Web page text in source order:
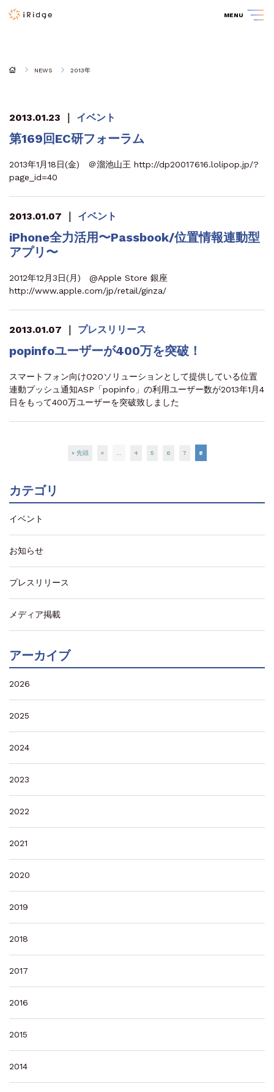
MENU
NEWS 2013年
2013.01.23 ｜ イベント
第169回EC研フォーラム
2013年1月18日(金) ＠溜池山王 http://dp20017616.lolipop.jp/?
page_id=40
2013.01.07 ｜ イベント
iPhone全力活用〜Passbook/位置情報連動型
アプリ〜
2012年12月3日(月) @Apple Store 銀座
http://www.apple.com/jp/retail/ginza/
2013.01.07 ｜ プレスリリース
popinfoユーザーが400万を突破！
スマートフォン向けO2Oソリューションとして提供している位置
連動プッシュ通知ASP「popinfo」の利用ユーザー数が2013年1月4
日をもって400万ユーザーを突破致しました
« 先頭 « 4 5 6 7 8
カテゴリ
イベント
お知らせ
プレスリリース
メディア掲載
アーカイブ
2026
2025
2024
2023
2022
2021
2020
2019
2018
2017
2016
2015
2014